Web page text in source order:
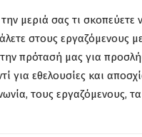
μεριά σας τι
στους
πρότασή μας για
για εθελουσίες και
τους εργαζόμενους,